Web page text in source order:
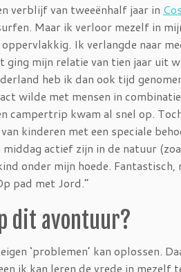
verblijf van tweeënhalf jaar in
Maar ik verloor mezelf in
Ik verlangde naar
ging mijn relatie van tien jaar uit
heb ik dan ook tijd
wilde met mensen in
campertrip kwam al snel op.
kinderen met een speciale
actief zijn in de natuur
onder mijn hoede.
pad met Jord.”
dit avontuur?
‘problemen’ kan oplossen.
ik kan leren de vrede in mezelf